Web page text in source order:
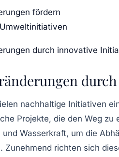
fördern
durch innovative
nachhaltige Initiativen
Projekte, die den Weg
und Wasserkraft, um die
Zunehmend richten sich